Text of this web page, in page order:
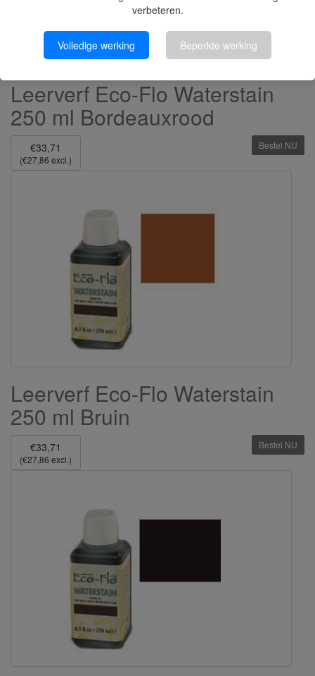
verbeteren.
Volledige werking Beperkte werking
Leerverf Eco-Flo Waterstain
250 ml Bordeauxrood
€33,71
(€27,86 excl.)
Bestel NU
Leerverf Eco-Flo Waterstain
250 ml Bruin
€33,71
(€27,86 excl.)
Bestel NU